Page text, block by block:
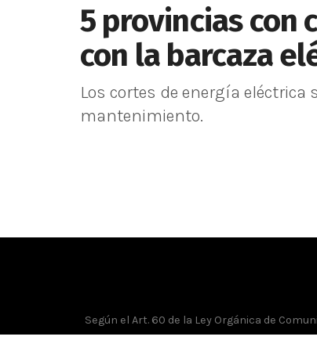
5 provincias con
con la barcaza
Los cortes de energía
mantenimiento.
Según el Art. 60 de la Ley Orgánica de